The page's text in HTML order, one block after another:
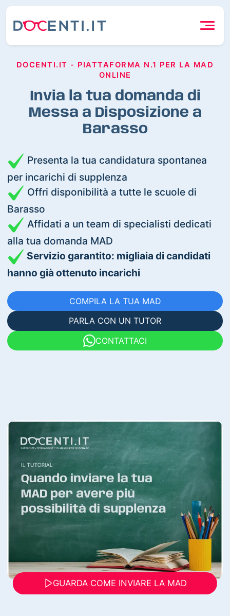
DOCENTI.IT - PIATTAFORMA N.1 PER LA MAD
ONLINE
Invia la tua domanda di
Messa a Disposizione a
Barasso
Presenta la tua candidatura spontanea
per incarichi di supplenza
Offri disponibilità a tutte le scuole di
Barasso
Affidati a un team di specialisti dedicati
alla tua domanda MAD
Servizio garantito: migliaia di candidati
hanno già ottenuto incarichi
COMPILA LA TUA MAD
PARLA CON UN TUTOR
CONTATTACI
GUARDA COME INVIARE LA MAD